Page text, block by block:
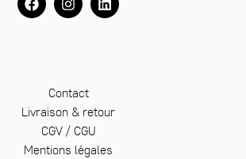
Contact
Livraison & retour
CGV / CGU
Mentions légales